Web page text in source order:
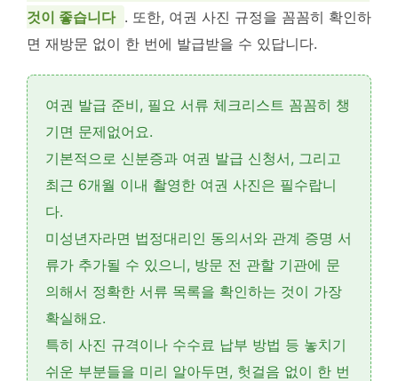
것이 좋습니다 . 또한, 여권 사진 규정을 꼼꼼히 확인하
면 재방문 없이 한 번에 발급받을 수 있답니다.
여권 발급 준비, 필요 서류 체크리스트 꼼꼼히 챙
기면 문제없어요.
기본적으로 신분증과 여권 발급 신청서, 그리고
최근 6개월 이내 촬영한 여권 사진은 필수랍니
다.
미성년자라면 법정대리인 동의서와 관계 증명 서
류가 추가될 수 있으니, 방문 전 관할 기관에 문
의해서 정확한 서류 목록을 확인하는 것이 가장
확실해요.
특히 사진 규격이나 수수료 납부 방법 등 놓치기
쉬운 부분들을 미리 알아두면, 헛걸음 없이 한 번